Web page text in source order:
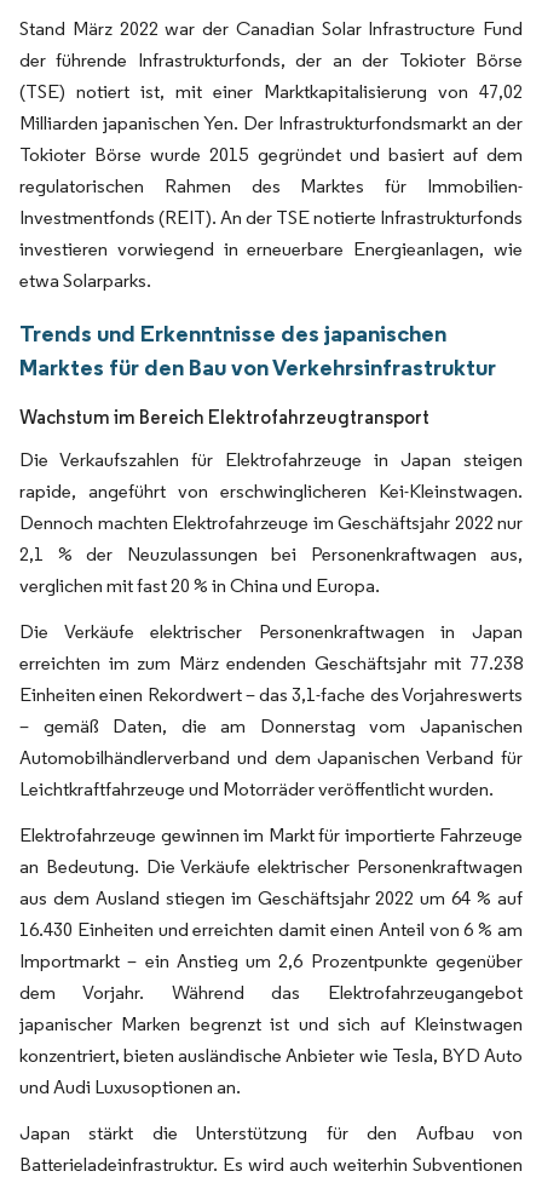
Stand März 2022 war der Canadian Solar Infrastructure Fund
der führende Infrastrukturfonds, der an der Tokioter Börse
(TSE) notiert ist, mit einer Marktkapitalisierung von 47,02
Milliarden japanischen Yen. Der Infrastrukturfondsmarkt an der
Tokioter Börse wurde 2015 gegründet und basiert auf dem
regulatorischen Rahmen des Marktes für Immobilien-
Investmentfonds (REIT). An der TSE notierte Infrastrukturfonds
investieren vorwiegend in erneuerbare Energieanlagen, wie
etwa Solarparks.
Trends und Erkenntnisse des japanischen
Marktes für den Bau von Verkehrsinfrastruktur
Wachstum im Bereich Elektrofahrzeugtransport
Die Verkaufszahlen für Elektrofahrzeuge in Japan steigen
rapide, angeführt von erschwinglicheren Kei-Kleinstwagen.
Dennoch machten Elektrofahrzeuge im Geschäftsjahr 2022 nur
2,1 % der Neuzulassungen bei Personenkraftwagen aus,
verglichen mit fast 20 % in China und Europa.
Die Verkäufe elektrischer Personenkraftwagen in Japan
erreichten im zum März endenden Geschäftsjahr mit 77.238
Einheiten einen Rekordwert – das 3,1-fache des Vorjahreswerts
– gemäß Daten, die am Donnerstag vom Japanischen
Automobilhändlerverband und dem Japanischen Verband für
Leichtkraftfahrzeuge und Motorräder veröffentlicht wurden.
Elektrofahrzeuge gewinnen im Markt für importierte Fahrzeuge
an Bedeutung. Die Verkäufe elektrischer Personenkraftwagen
aus dem Ausland stiegen im Geschäftsjahr 2022 um 64 % auf
16.430 Einheiten und erreichten damit einen Anteil von 6 % am
Importmarkt – ein Anstieg um 2,6 Prozentpunkte gegenüber
dem Vorjahr. Während das Elektrofahrzeugangebot
japanischer Marken begrenzt ist und sich auf Kleinstwagen
konzentriert, bieten ausländische Anbieter wie Tesla, BYD Auto
und Audi Luxusoptionen an.
Japan stärkt die Unterstützung für den Aufbau von
Batterieladeinfrastruktur. Es wird auch weiterhin Subventionen